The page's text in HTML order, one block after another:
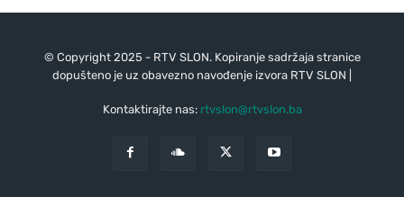
© Copyright 2025 - RTV SLON. Kopiranje sadržaja stranice
dopušteno je uz obavezno navođenje izvora RTV SLON |
Kontaktirajte nas: rtvslon@rtvslon.ba